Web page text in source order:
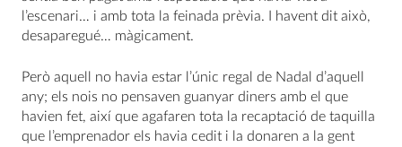
l’escenari… i amb tota la feinada prèvia. I havent dit això,
desaparegué… màgicament.
Però aquell no havia estar l’únic regal de Nadal d’aquell
any; els nois no pensaven guanyar diners amb el que
havien fet, així que agafaren tota la recaptació de taquilla
que l’emprenador els havia cedit i la donaren a la gent